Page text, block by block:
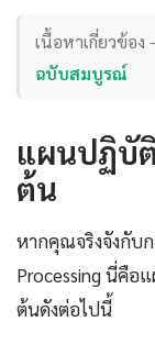
เนื้อหาเกี่ยวข้อง
ฉบับสมบูรณ์
แผนปฏิบัติ
ต้น
หากคุณจริงจังกับก
Processing นี่คือ
ต้นดังต่อไปนี้